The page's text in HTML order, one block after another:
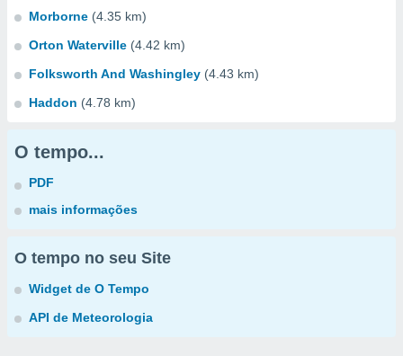
Morborne (4.35 km)
Orton Waterville (4.42 km)
Folksworth And Washingley (4.43 km)
Haddon (4.78 km)
O tempo...
PDF
mais informações
O tempo no seu Site
Widget de O Tempo
API de Meteorologia